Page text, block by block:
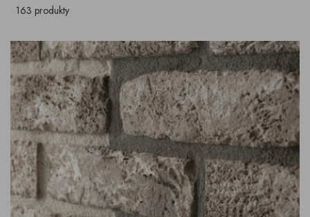
163 produkty